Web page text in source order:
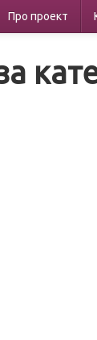
Про проект